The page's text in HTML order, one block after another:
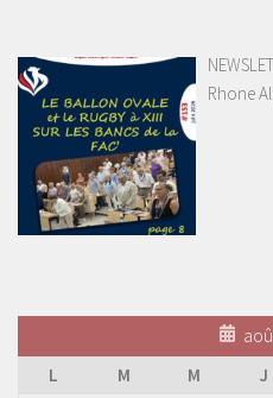
Rhone
L
M M J